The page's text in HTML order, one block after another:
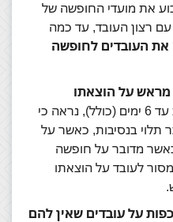
את מועדי החופשה של
רצון העובד, עד כמה
את העובדים לחופשה
מראש על הוצאתו
על חופשה הנמשכת עד 6 ימים (כולל), נראה כי
תלוי בנסיבות, כאשר על
מדובר על חופשה
יש למסור לעובד על הוצאתו
על עובדים שאין להם